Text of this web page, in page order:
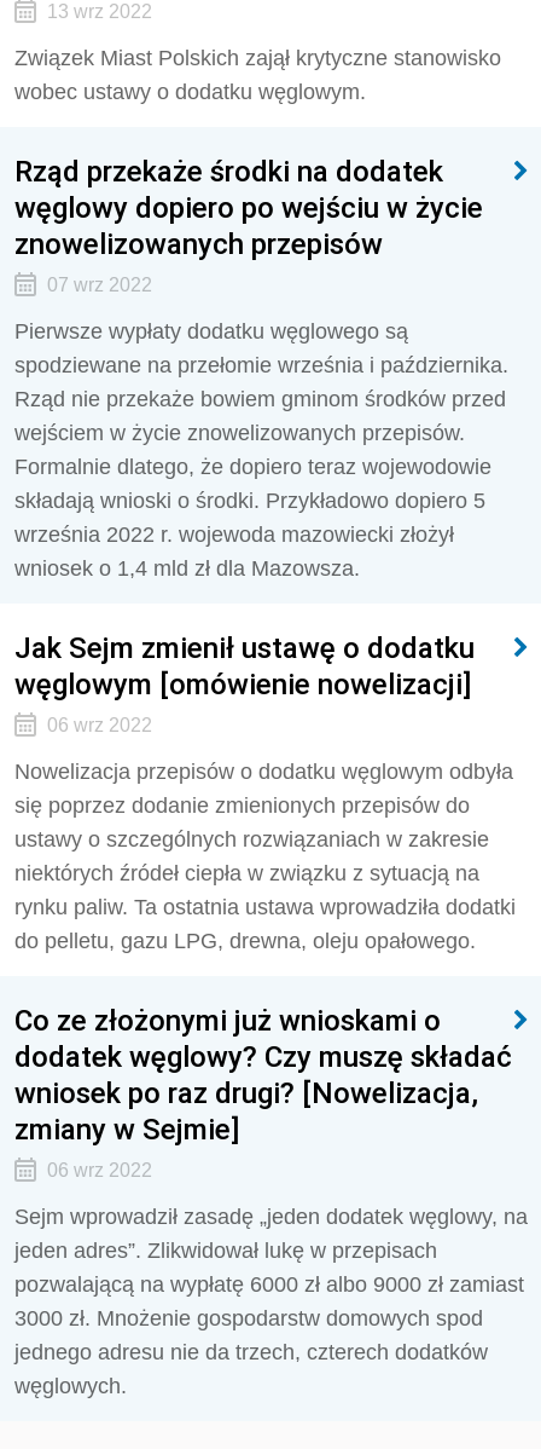
13 wrz 2022
Związek Miast Polskich zajął krytyczne stanowisko
wobec ustawy o dodatku węglowym.
Rząd przekaże środki na dodatek
węglowy dopiero po wejściu w życie
znowelizowanych przepisów
07 wrz 2022
Pierwsze wypłaty dodatku węglowego są
spodziewane na przełomie września i października.
Rząd nie przekaże bowiem gminom środków przed
wejściem w życie znowelizowanych przepisów.
Formalnie dlatego, że dopiero teraz wojewodowie
składają wnioski o środki. Przykładowo dopiero 5
września 2022 r. wojewoda mazowiecki złożył
wniosek o 1,4 mld zł dla Mazowsza.
Jak Sejm zmienił ustawę o dodatku
węglowym [omówienie nowelizacji]
06 wrz 2022
Nowelizacja przepisów o dodatku węglowym odbyła
się poprzez dodanie zmienionych przepisów do
ustawy o szczególnych rozwiązaniach w zakresie
niektórych źródeł ciepła w związku z sytuacją na
rynku paliw. Ta ostatnia ustawa wprowadziła dodatki
do pelletu, gazu LPG, drewna, oleju opałowego.
Co ze złożonymi już wnioskami o
dodatek węglowy? Czy muszę składać
wniosek po raz drugi? [Nowelizacja,
zmiany w Sejmie]
06 wrz 2022
Sejm wprowadził zasadę „jeden dodatek węglowy, na
jeden adres”. Zlikwidował lukę w przepisach
pozwalającą na wypłatę 6000 zł albo 9000 zł zamiast
3000 zł. Mnożenie gospodarstw domowych spod
jednego adresu nie da trzech, czterech dodatków
węglowych.